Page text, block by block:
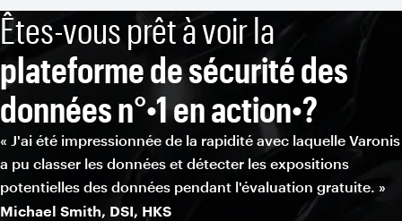
Êtes-vous prêt à voir la
plateforme de sécurité des
données n°•1 en action•?
« J'ai été impressionnée de la rapidité avec laquelle Varonis
a pu classer les données et détecter les expositions
potentielles des données pendant l'évaluation gratuite. »
Michael Smith, DSI, HKS